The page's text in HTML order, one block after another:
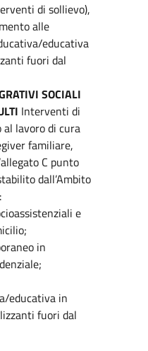
di sollievo),
alle
educativa
fuori dal
SOCIALI
Interventi di
lavoro di cura
familiare,
C punto
dall’Ambito
e
in
educativa in
fuori dal